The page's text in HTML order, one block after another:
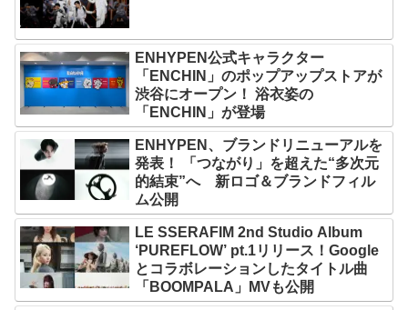
ENHYPEN公式キャラクター
「ENCHIN」のポップアップストアが
渋谷にオープン！ 浴衣姿の
「ENCHIN」が登場
ENHYPEN、ブランドリニューアルを
発表！ 「つながり」を超えた“多次元
的結束”へ 新ロゴ＆ブランドフィル
ム公開
LE SSERAFIM 2nd Studio Album
‘PUREFLOW’ pt.1リリース！Google
とコラボレーションしたタイトル曲
「BOOMPALA」MVも公開